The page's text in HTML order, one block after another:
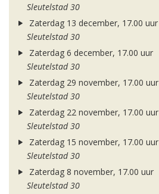
Sleutelstad 30
Zaterdag 13 december, 17.00 uur
Sleutelstad 30
Zaterdag 6 december, 17.00 uur
Sleutelstad 30
Zaterdag 29 november, 17.00 uur
Sleutelstad 30
Zaterdag 22 november, 17.00 uur
Sleutelstad 30
Zaterdag 15 november, 17.00 uur
Sleutelstad 30
Zaterdag 8 november, 17.00 uur
Sleutelstad 30